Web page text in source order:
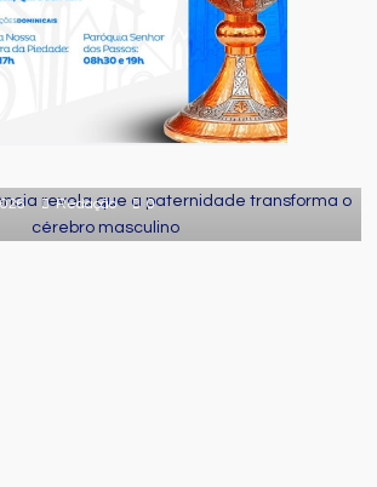
ciência revela que a
transforma o cérebro
Redação 0